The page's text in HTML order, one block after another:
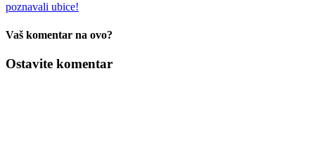
poznavali ubice!
Vaš komentar na ovo?
Ostavite komentar